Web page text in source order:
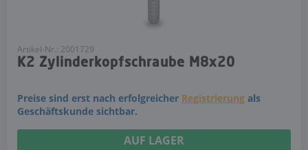
Artikel-Nr.: 2001729
K2 Zylinderkopfschraube M8x20
Preise sind erst nach erfolgreicher Registrierung als
Geschäftskunde sichtbar.
AUF LAGER